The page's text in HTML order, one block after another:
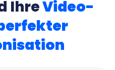
IhreVideo-